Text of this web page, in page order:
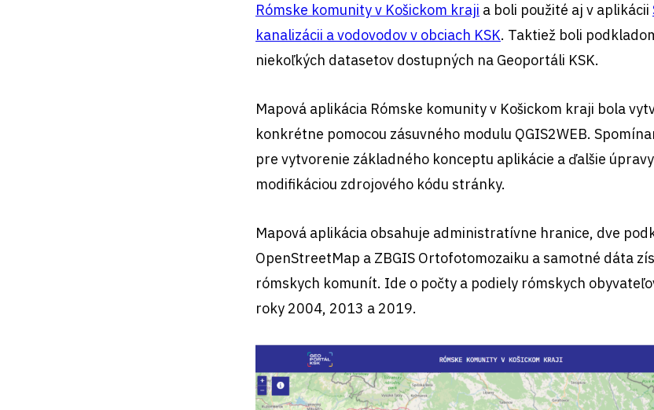
Rómske komunity v Košickom kraji a boli použité aj v aplikácii
kanalizácii a vodovodov v obciach KSK. Taktiež boli
niekoľkých datasetov dostupných na Geoportáli KSK.
Mapová aplikácia Rómske komunity v Košickom kraji bola
konkrétne pomocou zásuvného modulu QGIS2WEB.
pre vytvorenie základného konceptu aplikácie a ďalšie
modifikáciou zdrojového kódu stránky.
Mapová aplikácia obsahuje administratívne hranice, dve
OpenStreetMap a ZBGIS Ortofotomozaiku a samotné dáta
rómskych komunít. Ide o počty a podiely rómskych
roky 2004, 2013 a 2019.